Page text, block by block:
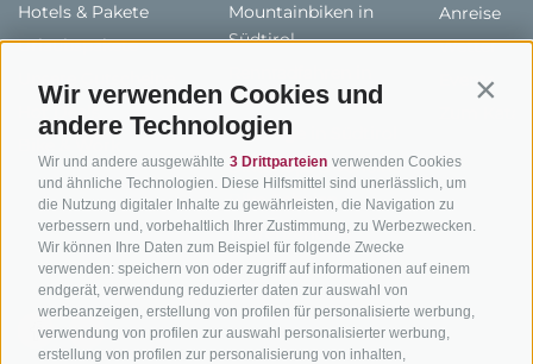
Wir verwenden Cookies und
andere Technologien
Wir und andere ausgewählte 3 Drittparteien verwenden Cookies
und ähnliche Technologien. Diese Hilfsmittel sind unerlässlich, um
die Nutzung digitaler Inhalte zu gewährleisten, die Navigation zu
verbessern und, vorbehaltlich Ihrer Zustimmung, zu Werbezwecken.
Wir können Ihre Daten zum Beispiel für folgende Zwecke
verwenden: speichern von oder zugriff auf informationen auf einem
endgerät, verwendung reduzierter daten zur auswahl von
werbeanzeigen, erstellung von profilen für personalisierte werbung,
verwendung von profilen zur auswahl personalisierter werbung,
erstellung von profilen zur personalisierung von inhalten,
Hotels & Pakete
Urlaubspakete
Hot Deals
Mountainbiken in
Südtirol
Südtirol
Radwege in Südtirol
Bikeshops & Verleihe
Bike-Schulen
Tourenzentrale
Anreise
Wetter
Events